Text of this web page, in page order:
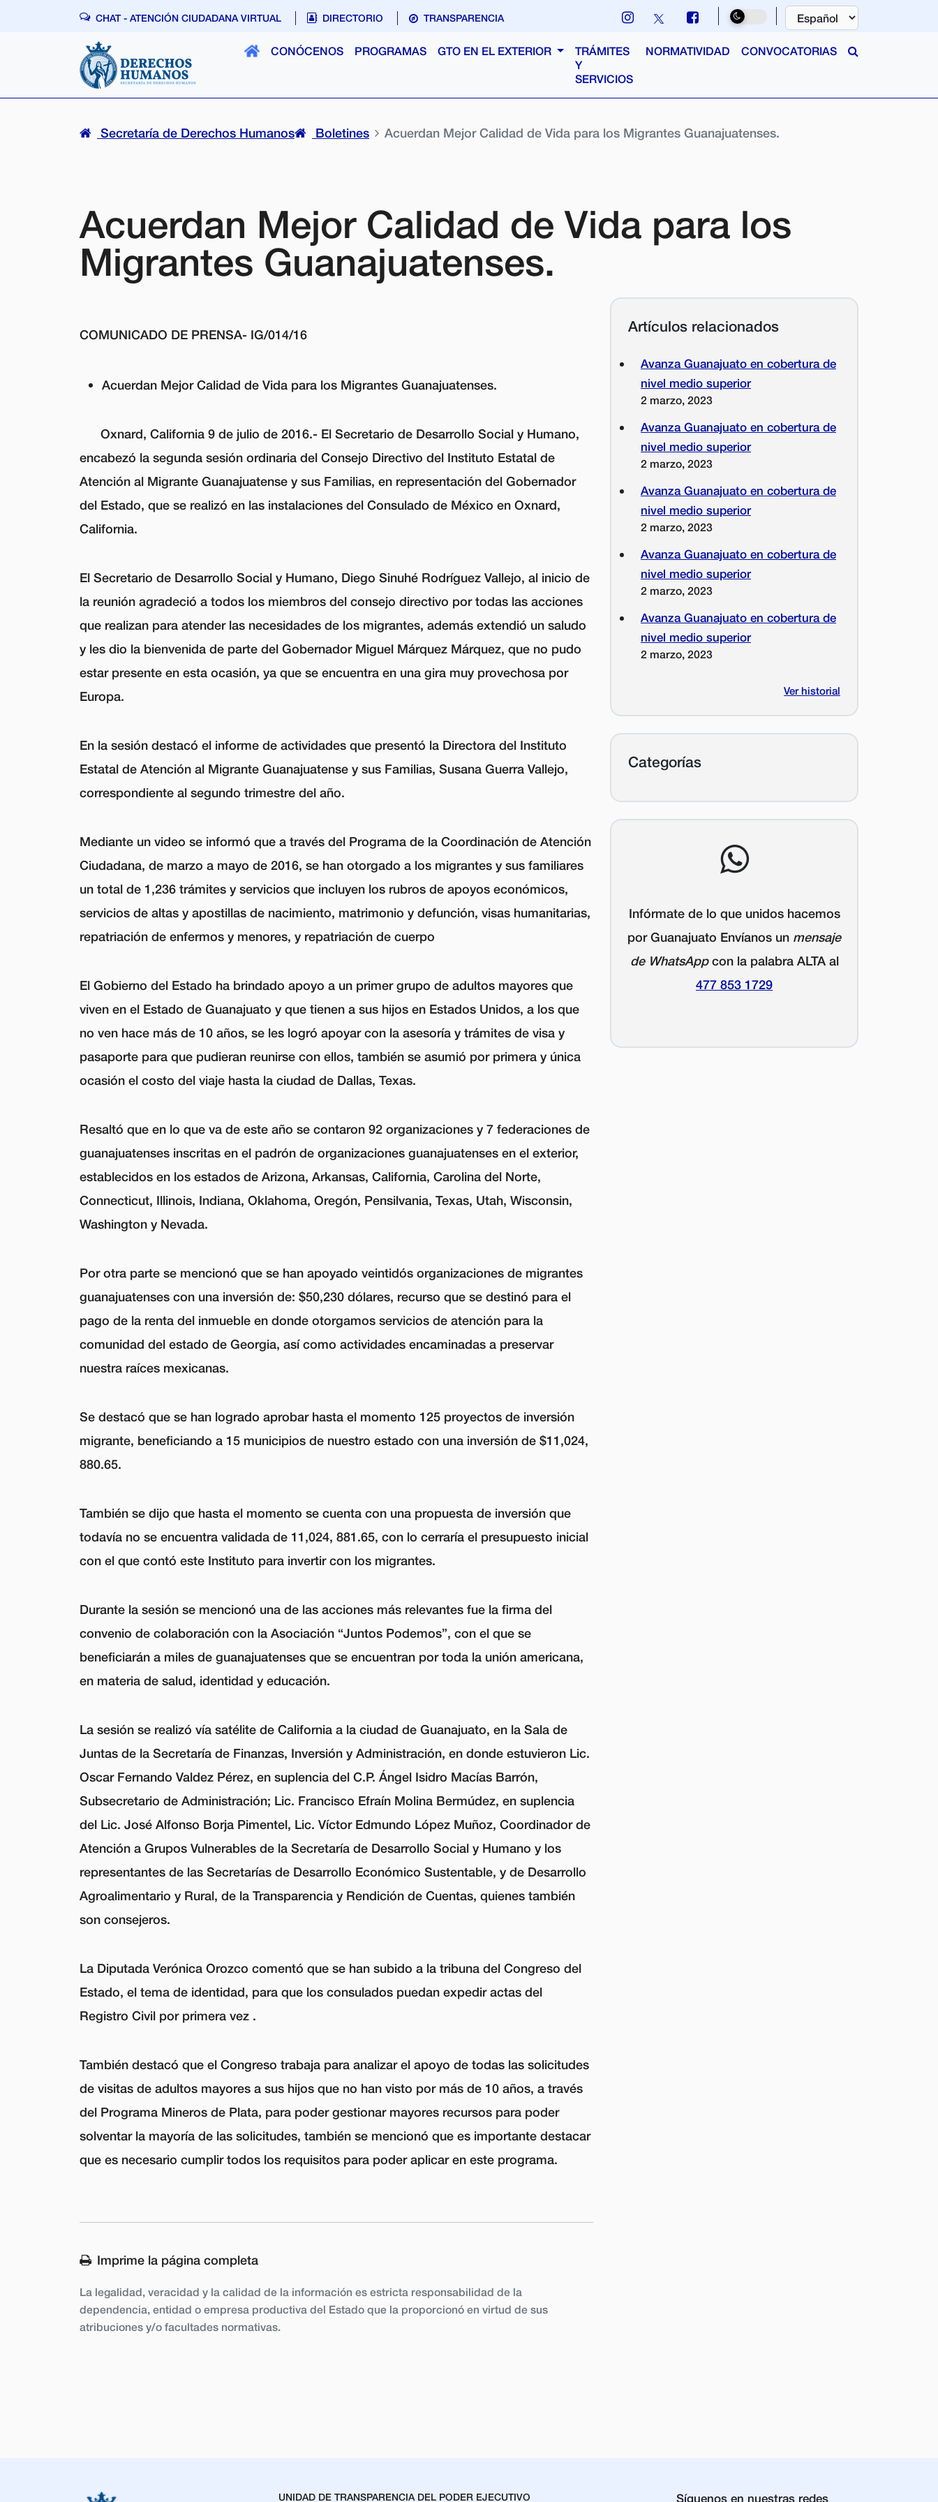
CHAT - ATENCIÓN CIUDADANA VIRTUAL DIRECTORIO TRANSPARENCIA
CONÓCENOS PROGRAMAS GTO EN EL EXTERIOR
TRÁMITES
Y
SERVICIOS
NORMATIVIDAD CONVOCATORIAS
Secretaría de Derechos Humanos Boletines Acuerdan Mejor Calidad de Vida para los Migrantes Guanajuatenses.
Acuerdan Mejor Calidad de Vida para los
Migrantes Guanajuatenses.
COMUNICADO DE PRENSA- IG/014/16
Acuerdan Mejor Calidad de Vida para los Migrantes Guanajuatenses.
Oxnard, California 9 de julio de 2016.- El Secretario de Desarrollo Social y Humano,
encabezó la segunda sesión ordinaria del Consejo Directivo del Instituto Estatal de
Atención al Migrante Guanajuatense y sus Familias, en representación del Gobernador
del Estado, que se realizó en las instalaciones del Consulado de México en Oxnard,
California.
El Secretario de Desarrollo Social y Humano, Diego Sinuhé Rodríguez Vallejo, al inicio de
la reunión agradeció a todos los miembros del consejo directivo por todas las acciones
que realizan para atender las necesidades de los migrantes, además extendió un saludo
y les dio la bienvenida de parte del Gobernador Miguel Márquez Márquez, que no pudo
estar presente en esta ocasión, ya que se encuentra en una gira muy provechosa por
Europa.
En la sesión destacó el informe de actividades que presentó la Directora del Instituto
Estatal de Atención al Migrante Guanajuatense y sus Familias, Susana Guerra Vallejo,
correspondiente al segundo trimestre del año.
Mediante un video se informó que a través del Programa de la Coordinación de Atención
Ciudadana, de marzo a mayo de 2016, se han otorgado a los migrantes y sus familiares
un total de 1,236 trámites y servicios que incluyen los rubros de apoyos económicos,
servicios de altas y apostillas de nacimiento, matrimonio y defunción, visas humanitarias,
repatriación de enfermos y menores, y repatriación de cuerpo
El Gobierno del Estado ha brindado apoyo a un primer grupo de adultos mayores que
viven en el Estado de Guanajuato y que tienen a sus hijos en Estados Unidos, a los que
no ven hace más de 10 años, se les logró apoyar con la asesoría y trámites de visa y
pasaporte para que pudieran reunirse con ellos, también se asumió por primera y única
ocasión el costo del viaje hasta la ciudad de Dallas, Texas.
Resaltó que en lo que va de este año se contaron 92 organizaciones y 7 federaciones de
guanajuatenses inscritas en el padrón de organizaciones guanajuatenses en el exterior,
establecidos en los estados de Arizona, Arkansas, California, Carolina del Norte,
Connecticut, Illinois, Indiana, Oklahoma, Oregón, Pensilvania, Texas, Utah, Wisconsin,
Washington y Nevada.
Por otra parte se mencionó que se han apoyado veintidós organizaciones de migrantes
guanajuatenses con una inversión de: $50,230 dólares, recurso que se destinó para el
pago de la renta del inmueble en donde otorgamos servicios de atención para la
comunidad del estado de Georgia, así como actividades encaminadas a preservar
nuestra raíces mexicanas.
Se destacó que se han logrado aprobar hasta el momento 125 proyectos de inversión
migrante, beneficiando a 15 municipios de nuestro estado con una inversión de $11,024,
880.65.
También se dijo que hasta el momento se cuenta con una propuesta de inversión que
todavía no se encuentra validada de 11,024, 881.65, con lo cerraría el presupuesto inicial
con el que contó este Instituto para invertir con los migrantes.
Durante la sesión se mencionó una de las acciones más relevantes fue la firma del
convenio de colaboración con la Asociación “Juntos Podemos”, con el que se
beneficiarán a miles de guanajuatenses que se encuentran por toda la unión americana,
en materia de salud, identidad y educación.
La sesión se realizó vía satélite de California a la ciudad de Guanajuato, en la Sala de
Juntas de la Secretaría de Finanzas, Inversión y Administración, en donde estuvieron Lic.
Oscar Fernando Valdez Pérez, en suplencia del C.P. Ángel Isidro Macías Barrón,
Subsecretario de Administración; Lic. Francisco Efraín Molina Bermúdez, en suplencia
del Lic. José Alfonso Borja Pimentel, Lic. Víctor Edmundo López Muñoz, Coordinador de
Atención a Grupos Vulnerables de la Secretaría de Desarrollo Social y Humano y los
representantes de las Secretarías de Desarrollo Económico Sustentable, y de Desarrollo
Agroalimentario y Rural, de la Transparencia y Rendición de Cuentas, quienes también
son consejeros.
La Diputada Verónica Orozco comentó que se han subido a la tribuna del Congreso del
Estado, el tema de identidad, para que los consulados puedan expedir actas del
Registro Civil por primera vez .
También destacó que el Congreso trabaja para analizar el apoyo de todas las solicitudes
de visitas de adultos mayores a sus hijos que no han visto por más de 10 años, a través
del Programa Mineros de Plata, para poder gestionar mayores recursos para poder
solventar la mayoría de las solicitudes, también se mencionó que es importante destacar
que es necesario cumplir todos los requisitos para poder aplicar en este programa.
Imprime la página completa
La legalidad, veracidad y la calidad de la información es estricta responsabilidad de la
dependencia, entidad o empresa productiva del Estado que la proporcionó en virtud de sus
atribuciones y/o facultades normativas.
Artículos relacionados
Avanza Guanajuato en cobertura de
nivel medio superior
2 marzo, 2023
Avanza Guanajuato en cobertura de
nivel medio superior
2 marzo, 2023
Avanza Guanajuato en cobertura de
nivel medio superior
2 marzo, 2023
Avanza Guanajuato en cobertura de
nivel medio superior
2 marzo, 2023
Avanza Guanajuato en cobertura de
nivel medio superior
2 marzo, 2023
Ver historial
Categorías
Infórmate de lo que unidos hacemos
por Guanajuato Envíanos un mensaje
de WhatsAppcon la palabra ALTAal
477 853 1729
UNIDAD DE TRANSPARENCIA DEL PODER EJECUTIVO Síguenos en nuestras redes